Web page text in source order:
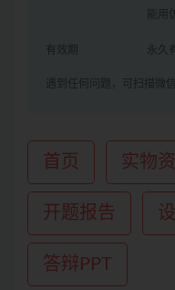
能用
有效期 永久
遇到任何问题，可扫描微
首页 实物
开题报告
答辩PPT